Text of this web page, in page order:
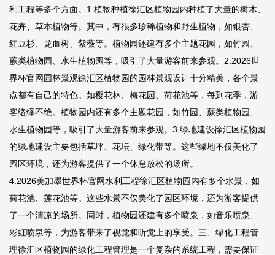
利工程等多个方面。1.植物种植徐汇区植物园内种植了大量的树木、
花卉、草本植物等。其中，有很多珍稀植物和野生植物，如银杏、
红豆杉、龙血树、紫薇等。植物园还建有多个主题花园，如竹园、
蕨类植物园、水生植物园等，吸引了大量游客前来参观。2. 2026世
界杯官网园林景观徐汇区植物园的园林景观设计十分精美，各个景
点都有自己的特色。如樱花林、梅花园、荷花池等，每到花季，游
客络绎不绝。植物园内还有多个主题花园，如竹园、蕨类植物园、
水生植物园等，吸引了大量游客前来参观。3.绿地建设徐汇区植物园
的绿地建设主要包括草坪、花坛、绿化带等。这些绿地不仅美化了
园区环境，还为游客提供了一个休息放松的场所。
4. 2026美加墨世界杯官网水利工程徐汇区植物园内有多个水景，如
荷花池、莲花池等。这些水景不仅美化了园区环境，还为游客提供
了一个清凉的场所。同时，植物园还建有多个喷泉，如音乐喷泉、
彩虹喷泉等，为游客带来了视觉和听觉上的享受。三、绿化工程管
理徐汇区植物园的绿化工程管理是一个复杂的系统工程，需要保证